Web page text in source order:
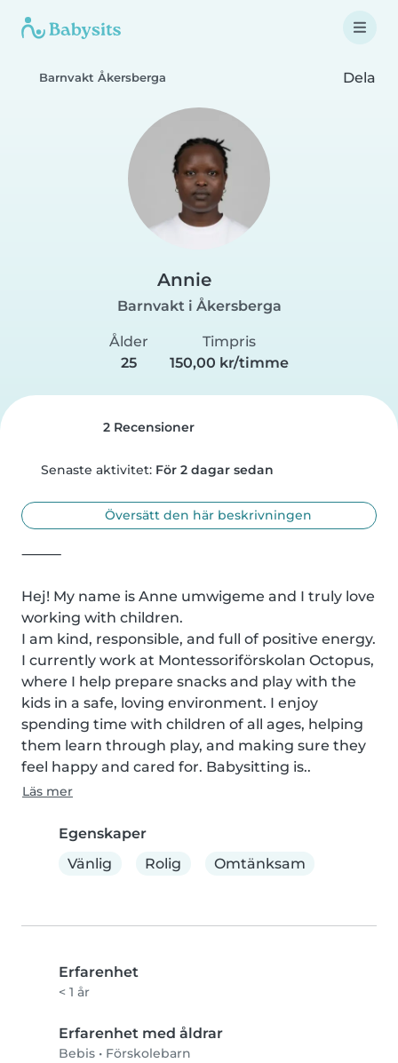
Barnvakt Åkersberga Dela
Annie
Barnvakt i Åkersberga
Ålder
25
Timpris
150,00 kr/timme
2 Recensioner
Senaste aktivitet: För 2 dagar sedan
Översätt den här beskrivningen
⸻
Hej! My name is Anne umwigeme and I truly love
working with children.
I am kind, responsible, and full of positive energy.
I currently work at Montessoriförskolan Octopus,
where I help prepare snacks and play with the
kids in a safe, loving environment. I enjoy
spending time with children of all ages, helping
them learn through play, and making sure they
feel happy and cared for. Babysitting is..
Läs mer
Egenskaper
Vänlig
Rolig Omtänksam
Erfarenhet
< 1 år
Erfarenhet med åldrar
Bebis • Förskolebarn